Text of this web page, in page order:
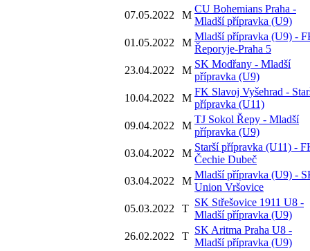
07.05.2022
M
CU Bohemians Praha -
Mladší přípravka (U9)
01.05.2022
M
Mladší přípravka (U9) -
Řeporyje-Praha 5
23.04.2022
M
SK Modřany - Mladší
přípravka (U9)
10.04.2022
M
FK Slavoj Vyšehrad -
přípravka (U11)
09.04.2022
M
TJ Sokol Řepy - Mladší
přípravka (U9)
03.04.2022
M
Starší přípravka (U11) -
Čechie Dubeč
03.04.2022
M
Mladší přípravka (U9) -
Union Vršovice
05.03.2022
T
SK Střešovice 1911 U8 -
Mladší přípravka (U9)
26.02.2022
T
SK Aritma Praha U8 -
Mladší přípravka (U9)